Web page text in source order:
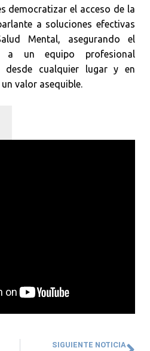
democratizar el acceso de la
a soluciones efectivas
Mental, asegurando el
a un equipo profesional
desde cualquier lugar y en
valor asequible.
SIGUIENTE NOTICIA